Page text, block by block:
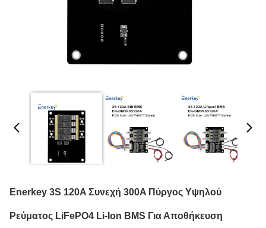
Enerkey 3S 120A Συνεχή 300A Πύργος Υψηλού
Ρεύματος LiFePO4 Li-Ion BMS Για Αποθήκευση